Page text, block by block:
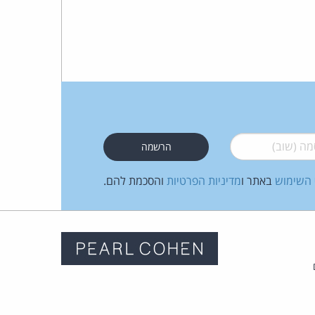
(שוב)*
השימוש באתר ומדיניות הפרטיות והסכמת להם.